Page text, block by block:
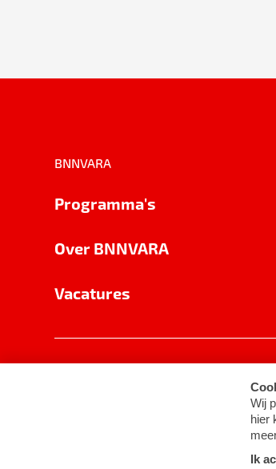
BNNVARA
Programma's
Over BNNVARA
Vacatures
Cookie-instellingen